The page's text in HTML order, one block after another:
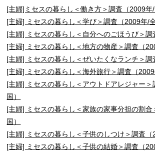
[主婦]ミセスの暮らし＜働き方＞調査（2009年/
[主婦] ミセスの暮らし＜学び＞調査（2009年/全
[主婦] ミセスの暮らし＜自分へのごほうび＞調
[主婦] ミセスの暮らし＜地方の物産＞調査（
[主婦] ミセスの暮らし＜ぜいたくなランチ＞調
[主婦] ミセスの暮らし＜海外旅行＞調査（2009
[主婦] ミセスの暮らし＜アウトドアレジャー
国）
[主婦] ミセスの暮らし＜家族の家事分担の割
国）
[主婦] ミセスの暮らし＜子供のしつけ＞調査（
[主婦] ミセスの暮らし＜子供の結婚＞調査（